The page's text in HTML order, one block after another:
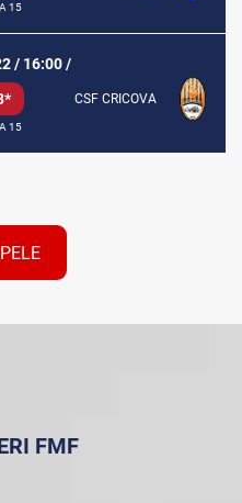
15
/ 16:00 /
CSF CRICOVA
15
FMF